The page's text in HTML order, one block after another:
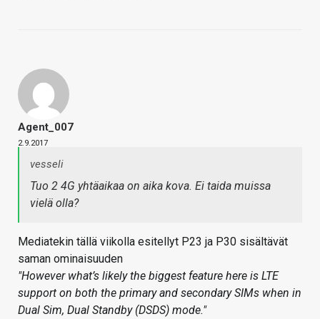
Agent_007
2.9.2017
vesseli
Tuo 2 4G yhtäaikaa on aika kova. Ei taida muissa
vielä olla?
Mediatekin tällä viikolla esitellyt P23 ja P30 sisältävät
saman ominaisuuden
"However what’s likely the biggest feature here is LTE
support on both the primary and secondary SIMs when in
Dual Sim, Dual Standby (DSDS) mode."